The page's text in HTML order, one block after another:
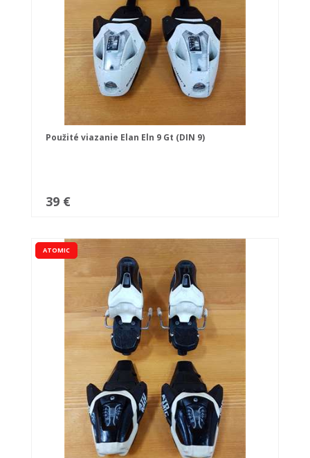
Použité viazanie Elan Eln 9 Gt (DIN 9)
39 €
ATOMIC